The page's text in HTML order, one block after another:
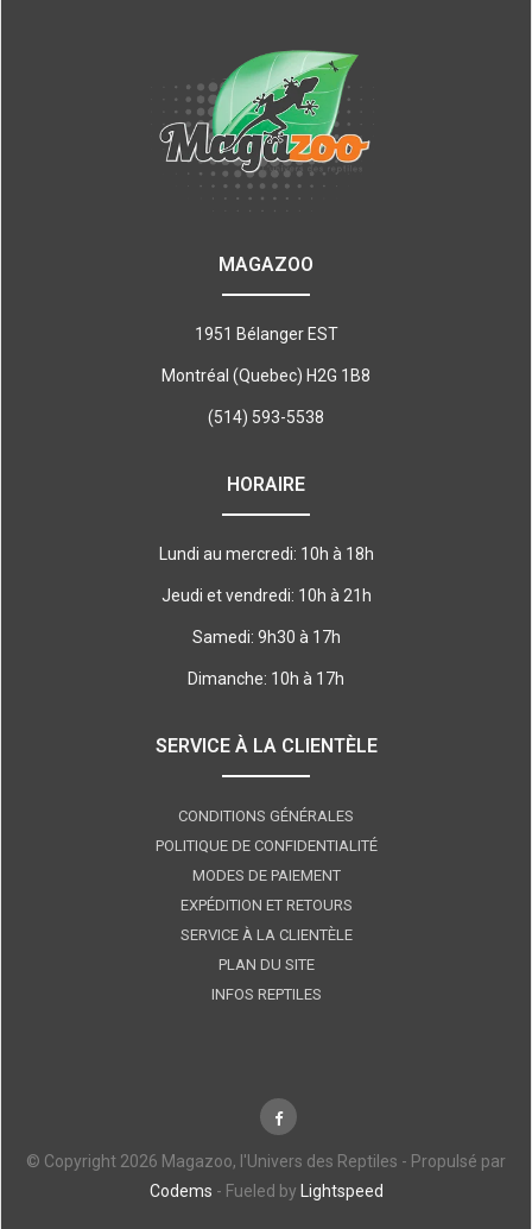
MAGAZOO
1951 Bélanger EST
Montréal (Quebec) H2G 1B8
(514) 593-5538
HORAIRE
Lundi au mercredi: 10h à 18h
Jeudi et vendredi: 10h à 21h
Samedi: 9h30 à 17h
Dimanche: 10h à 17h
SERVICE À LA CLIENTÈLE
CONDITIONS GÉNÉRALES
POLITIQUE DE CONFIDENTIALITÉ
MODES DE PAIEMENT
EXPÉDITION ET RETOURS
SERVICE À LA CLIENTÈLE
PLAN DU SITE
INFOS REPTILES
© Copyright 2026 Magazoo, l'Univers des Reptiles - Propulsé par
Codems - Fueled by Lightspeed